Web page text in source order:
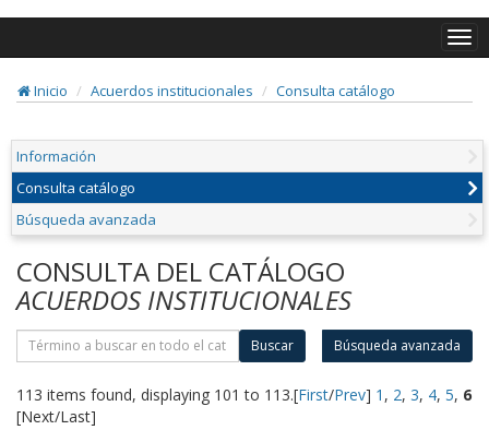
Inicio
Acuerdos institucionales Consulta catálogo
Información
Consulta catálogo
Búsqueda avanzada
CONSULTA DEL CATÁLOGO
ACUERDOS INSTITUCIONALES
Buscar Búsqueda avanzada
113 items found, displaying 101 to 113.[First/Prev] 1 , 2, 3, 4, 5, 6
[Next/Last]